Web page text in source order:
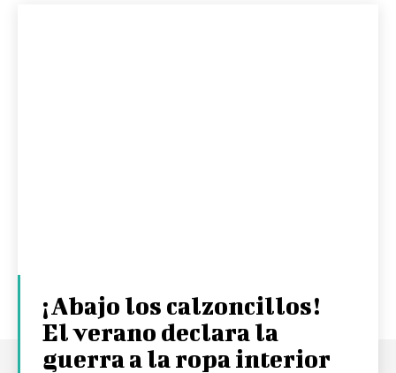
¡Abajo los calzoncillos!
El verano declara la
guerra a la ropa interior